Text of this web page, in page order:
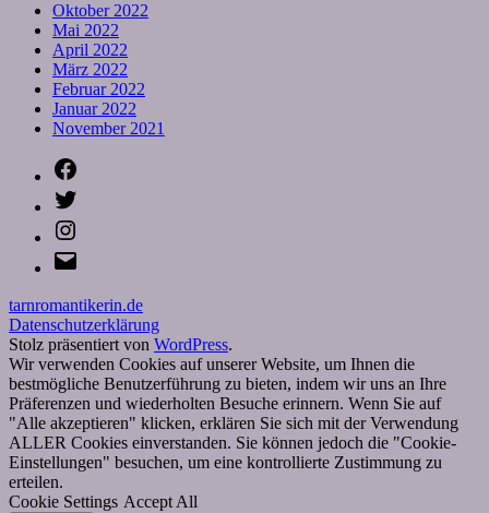
Oktober 2022
Mai 2022
April 2022
März 2022
Februar 2022
Januar 2022
November 2021
tarnromantikerin.de
Datenschutzerklärung
Stolz präsentiert von WordPress.
Wir verwenden Cookies auf unserer Website, um Ihnen die
bestmögliche Benutzerführung zu bieten, indem wir uns an Ihre
Präferenzen und wiederholten Besuche erinnern. Wenn Sie auf
"Alle akzeptieren" klicken, erklären Sie sich mit der Verwendung
ALLER Cookies einverstanden. Sie können jedoch die "Cookie-
Einstellungen" besuchen, um eine kontrollierte Zustimmung zu
erteilen.
Cookie Settings Accept All